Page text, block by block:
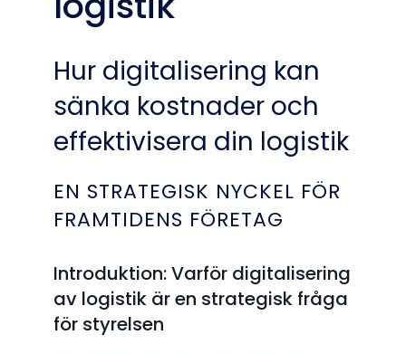
Hur digitalisering kan
sänka kostnader och
effektivisera din logistik
EN STRATEGISK NYCKEL FÖR
FRAMTIDENS FÖRETAG
Introduktion:Varför digitalisering
av logistik är en strategisk fråga
för styrelsen